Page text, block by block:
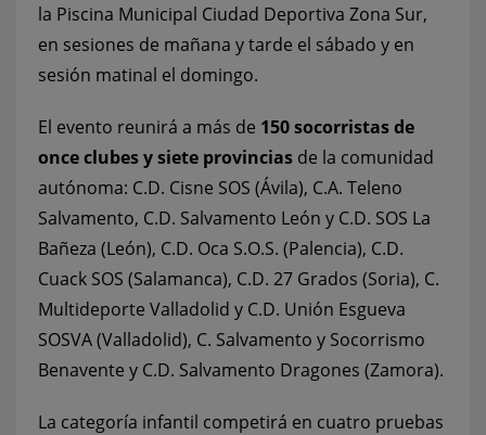
la Piscina Municipal Ciudad Deportiva Zona Sur,
en sesiones de mañana y tarde el sábado y en
sesión matinal el domingo.
El evento reunirá a más de 150 socorristas de
once clubes y siete provincias de la comunidad
autónoma: C.D. Cisne SOS (Ávila), C.A. Teleno
Salvamento, C.D. Salvamento León y C.D. SOS La
Bañeza (León), C.D. Oca S.O.S. (Palencia), C.D.
Cuack SOS (Salamanca), C.D. 27 Grados (Soria), C.
Multideporte Valladolid y C.D. Unión Esgueva
SOSVA (Valladolid), C. Salvamento y Socorrismo
Benavente y C.D. Salvamento Dragones (Zamora).
La categoría infantil competirá en cuatro pruebas